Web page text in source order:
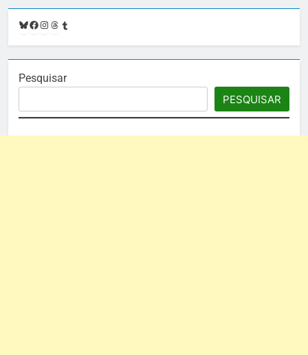
Bluesky
Facebook
Instagram
Threads
Pesquisar
PESQUISAR